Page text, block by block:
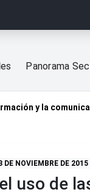
Panorama
y la
DE NOVIEMBRE DE 2015
uso de